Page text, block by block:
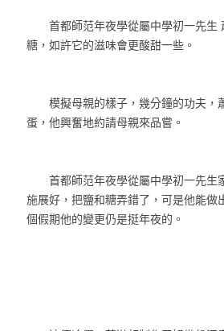
首都師范年夜學從屬中學初一先生
糖，如許它的滋味會更酸甜一些。
模擬母親的樣子，幾分鐘的功夫，
蛋，他興奮地約請母親來品嘗。
首都師范年夜學從屬中學初一先生
施展好，把鹽和糖弄錯了，可是他能
個假期他的變更仍是挺年夜的。